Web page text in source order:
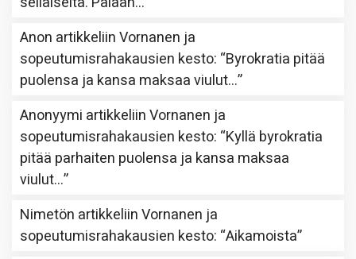
Anon artikkeliinVornanen ja
sopeutumisrahakausien kesto: “Byrokratia pitää
puolensa ja kansa maksaa viulut…”
Anonyymi artikkeliinVornanen ja
sopeutumisrahakausien kesto: “Kyllä byrokratia
pitää parhaiten puolensa ja kansa maksaa
viulut…”
Nimetön artikkeliinVornanen ja
sopeutumisrahakausien kesto: “Aikamoista”